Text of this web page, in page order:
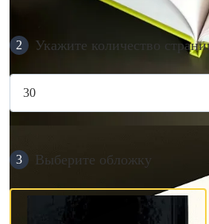
2 Укажите количество
3 Выберите обложку